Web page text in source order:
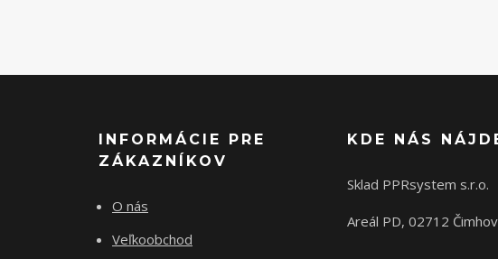
INFORMÁCIE PRE
ZÁKAZNÍKOV
O nás
Veľkoobchod
KDE NÁS
Sklad PPRsystem s.r.o.
Areál PD, 02712